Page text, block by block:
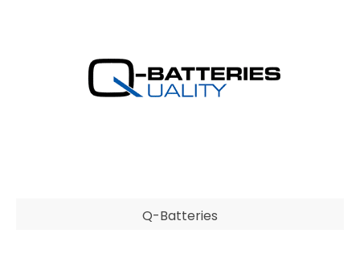
Q-Batteries